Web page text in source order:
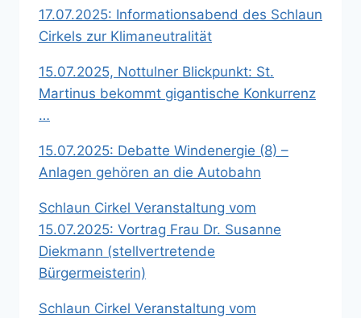
17.07.2025: Informationsabend des Schlaun
Cirkels zur Klimaneutralität
15.07.2025, Nottulner Blickpunkt: St.
Martinus bekommt gigantische Konkurrenz
…
15.07.2025: Debatte Windenergie (8) –
Anlagen gehören an die Autobahn
Schlaun Cirkel Veranstaltung vom
15.07.2025: Vortrag Frau Dr. Susanne
Diekmann (stellvertretende
Bürgermeisterin)
Schlaun Cirkel Veranstaltung vom